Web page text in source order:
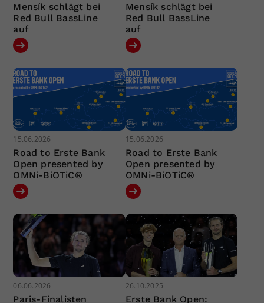
Mensík schlägt bei
Red Bull BassLine
auf
Mensík schlägt bei
Red Bull BassLine
auf
15.06.2026
Road to Erste Bank
Open presented by
OMNi-BiOTiC®
15.06.2026
Road to Erste Bank
Open presented by
OMNi-BiOTiC®
06.06.2026
Paris-Finalisten
26.10.2025
Erste Bank Open: